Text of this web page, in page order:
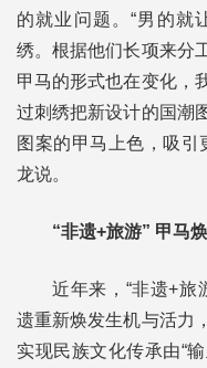
的就业问题。“男的就
绣。根据他们长项来分
甲马的形式也在变化，
过刺绣把新设计的国潮
图案的甲马上色，吸引
龙说。
“非遗+旅游” 甲马
近年来，“非遗+旅
遗重新焕发生机与活力
实现民族文化传承由“